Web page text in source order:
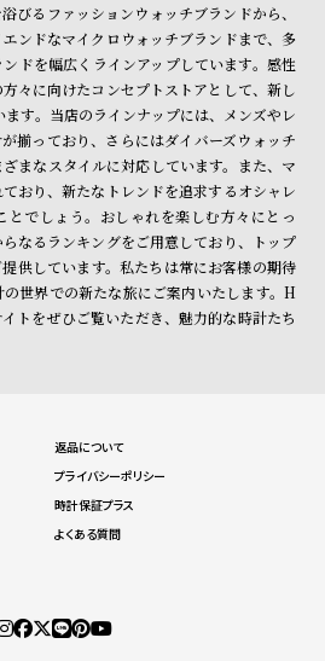
びるファッションウォッチブランドから、
ンドなマイクロウォッチブランドまで、多
ドを幅広くラインアップしています。感性
々に向けたコンセプトストアとして、新し
す。当店のラインナップには、メンズやレ
揃っており、さらにはダイバーズウォッチ
まなスタイルに対応しています。また、マ
おり、新たなトレンドを追求するオシャレ
とでしょう。おしゃれを楽しむ方々にとっ
なるランキングをご用意しており、トップ
供しています。私たちは常にお客様の期待
世界での新たな旅にご案内いたします。H
トをぜひご覧いただき、魅力的な時計たち
返品について
プライバシーポリシー
時計保証プラス
よくある質問